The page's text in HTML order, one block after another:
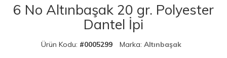
6 No Altınbaşak 20 gr. Polyester
Dantel İpi
Ürün Kodu: #0005299 Marka: Altınbaşak